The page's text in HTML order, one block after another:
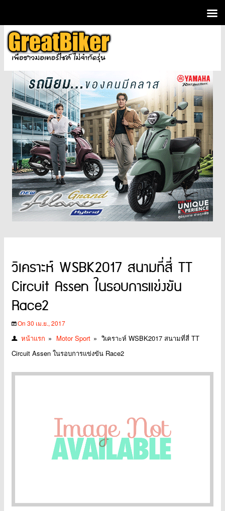
วิเคราะห์ WSBK2017 สนามที่สี่ TT
Circuit Assen ในรอบการแข่งขัน
Race2
On 30 เม.ย., 2017
หน้าแรก » Motor Sport » วิเคราะห์ WSBK2017 สนามที่สี่ TT
Circuit Assen ในรอบการแข่งขัน Race2